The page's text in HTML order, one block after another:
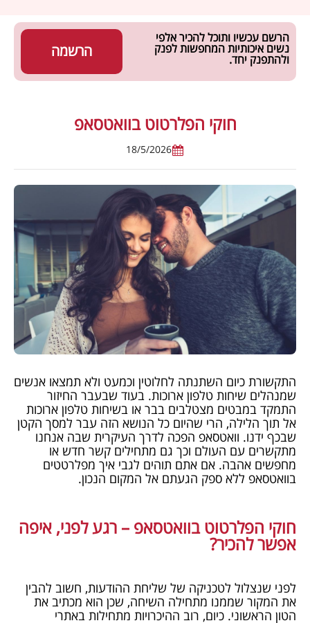
הרשמה
הרשם עכשיו ותוכל להכיר אלפי
נשים איכותיות המחפשות לפנק
ולהתפנק יחד.
חוקי הפלרטוט בוואטסאפ
18/5/2026
התקשורת כיום השתנתה לחלוטין וכמעט ולא תמצאו אנשים
שמנהלים שיחות טלפון ארוכות. בעוד שבעבר החיזור
התמקד במבטים מצטלבים בבר או בשיחות טלפון ארוכות
אל תוך הלילה, הרי שהיום כל הנושא הזה עבר למסך הקטן
שבכף ידנו. וואטסאפ הפכה לדרך העיקרית שבה אנחנו
מתקשרים עם העולם וכך גם מתחילים קשר חדש או
מחפשים אהבה. אם אתם תוהים לגבי איך מפלרטטים
בוואטסאפ ללא ספק הגעתם אל המקום הנכון.
חוקי הפלרטוט בוואטסאפ – רגע לפני, איפה
אפשר להכיר?
לפני שנצלול לטכניקה של שליחת ההודעות, חשוב להבין
את המקור שממנו מתחילה השיחה, שכן הוא מכתיב את
הטון הראשוני. כיום, רוב ההיכרויות מתחילות באתרי